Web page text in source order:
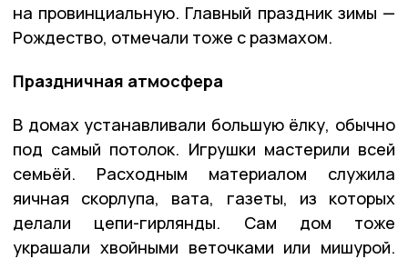
на провинциальную. Главный праздник зимы —
Рождество, отмечали тоже с размахом.
Праздничная атмосфера
В домах устанавливали большую ёлку, обычно
под самый потолок. Игрушки мастерили всей
семьёй. Расходным материалом служила
яичная скорлупа, вата, газеты, из которых
делали цепи-гирлянды. Сам дом тоже
украшали хвойными веточками или мишурой.